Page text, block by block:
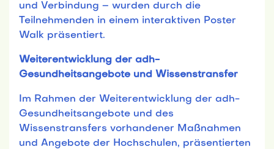
und Verbindung – wurden durch die
Teilnehmenden in einem interaktiven Poster
Walk präsentiert.
Weiterentwicklung der adh-
Gesundheitsangebote und Wissenstransfer
Im Rahmen der Weiterentwicklung der adh-
Gesundheitsangebote und des
Wissenstransfers vorhandener Maßnahmen
und Angebote der Hochschulen, präsentierten